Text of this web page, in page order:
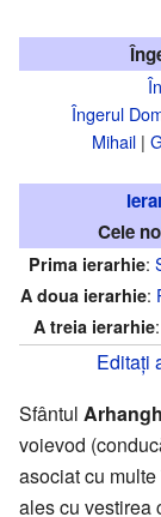
Îngerul
Mihail|
Cele
Prima ierarhie:
A doua ierarhie:
A treia ierarhie:
Editați
Sfântul
voievod
asociat cu
ales cu vestirea